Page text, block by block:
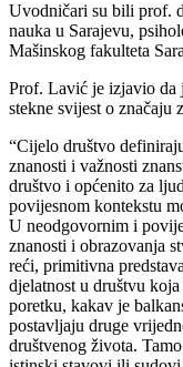
Uvodničari su bili prof.
nauka u Sarajevu,
Mašinskog fakulteta
Prof. Lavić je izjavio da
stekne svijest o značaju
“Cijelo društvo
znanosti i važnosti
društvo i općenito za
povijesnom kontekstu
U neodgovornim i
znanosti i obrazovanja
reći, primitivna
djelatnost u društvu
poretku, kakav je
postavljaju druge
društvenog života.